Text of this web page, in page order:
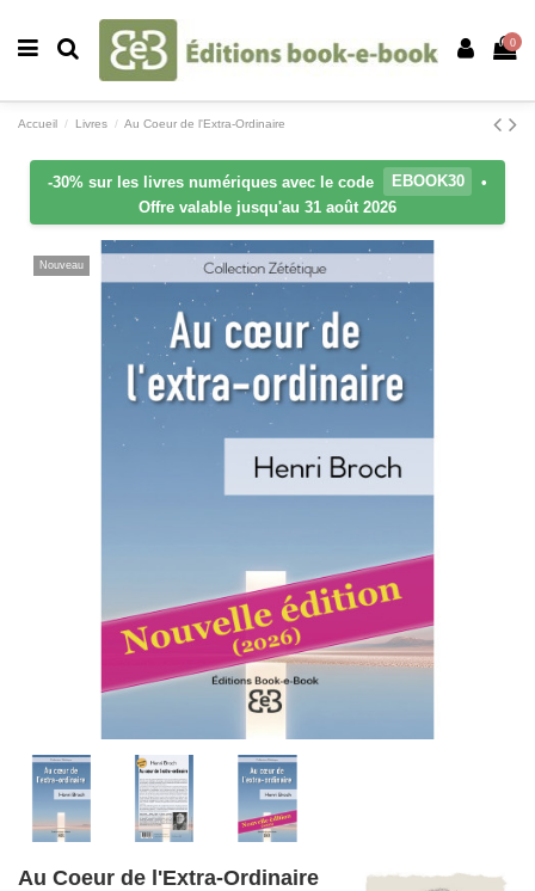
0
Accueil Livres Au Coeur de l'Extra-Ordinaire
-30% sur les livres numériques avec le code EBOOK30
•
Offre valable jusqu'au 31 août 2026
Nouveau
Au Coeur de l'Extra-Ordinaire